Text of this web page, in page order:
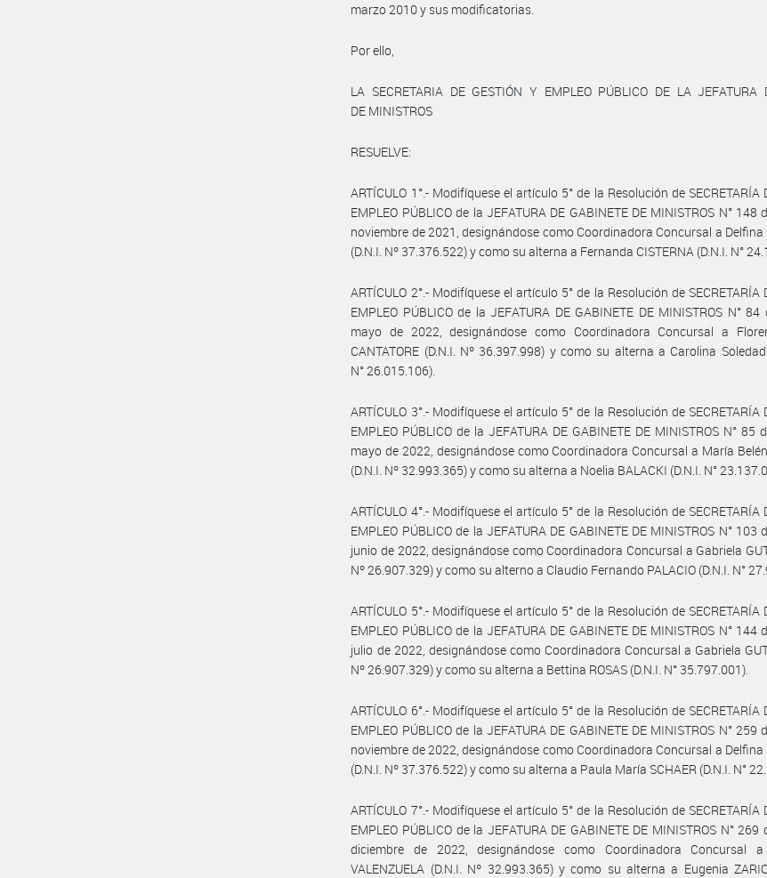
marzo 2010 y sus modificatorias.
Por ello,
LA SECRETARIA DE GESTIÓN Y EMPLEO PÚBLICO DE LA JEFATURA
DE MINISTROS
RESUELVE:
ARTÍCULO 1°.- Modifíquese el artículo 5° de la Resolución de SECRETARÍA
EMPLEO PÚBLICO de la JEFATURA DE GABINETE DE MINISTROS N°
noviembre de 2021, designándose como Coordinadora Concursal a Delfina
(D.N.I. Nº 37.376.522) y como su alterna a Fernanda CISTERNA (D.N.I. N°
ARTÍCULO 2°.- Modifíquese el artículo 5° de la Resolución de SECRETARÍA
EMPLEO PÚBLICO de la JEFATURA DE GABINETE DE MINISTROS N°
mayo de 2022, designándose como Coordinadora Concursal a
CANTATORE (D.N.I. Nº 36.397.998) y como su alterna a Carolina Soledad
N° 26.015.106).
ARTÍCULO 3°.- Modifíquese el artículo 5° de la Resolución de SECRETARÍA
EMPLEO PÚBLICO de la JEFATURA DE GABINETE DE MINISTROS N° 85
mayo de 2022, designándose como Coordinadora Concursal a María Belén
(D.N.I. Nº 32.993.365) y como su alterna a Noelia BALACKI (D.N.I. N°
ARTÍCULO 4°.- Modifíquese el artículo 5° de la Resolución de SECRETARÍA
EMPLEO PÚBLICO de la JEFATURA DE GABINETE DE MINISTROS N°
junio de 2022, designándose como Coordinadora Concursal a Gabriela
Nº 26.907.329) y como su alterno a Claudio Fernando PALACIO (D.N.I. N°
ARTÍCULO 5°.- Modifíquese el artículo 5° de la Resolución de SECRETARÍA
EMPLEO PÚBLICO de la JEFATURA DE GABINETE DE MINISTROS N°
julio de 2022, designándose como Coordinadora Concursal a Gabriela
Nº 26.907.329) y como su alterna a Bettina ROSAS (D.N.I. N° 35.797.001).
ARTÍCULO 6°.- Modifíquese el artículo 5° de la Resolución de SECRETARÍA
EMPLEO PÚBLICO de la JEFATURA DE GABINETE DE MINISTROS N°
noviembre de 2022, designándose como Coordinadora Concursal a Delfina
(D.N.I. Nº 37.376.522) y como su alterna a Paula María SCHAER (D.N.I. N°
ARTÍCULO 7°.- Modifíquese el artículo 5° de la Resolución de SECRETARÍA
EMPLEO PÚBLICO de la JEFATURA DE GABINETE DE MINISTROS N°
diciembre de 2022, designándose como Coordinadora Concursal
VALENZUELA (D.N.I. Nº 32.993.365) y como su alterna a Eugenia